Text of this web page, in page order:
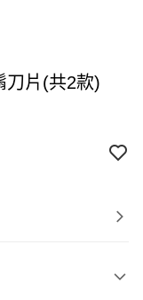
刀片(共2款)